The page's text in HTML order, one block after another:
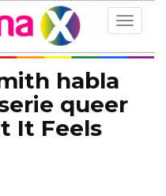
Toggle
habla
queer
It Feels